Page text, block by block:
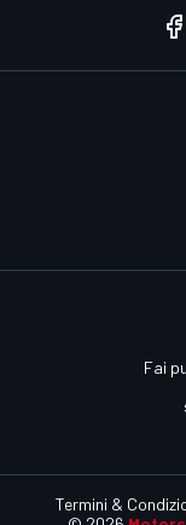
Fai
Termini &